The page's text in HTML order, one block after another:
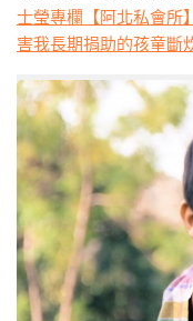
士瑩專欄【阿北私會所
害我長期捐助的孩童斷